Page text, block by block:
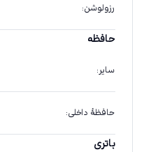
رزولوشن:
حافظه
سایر:
حافظهٔ داخلی:
باتری